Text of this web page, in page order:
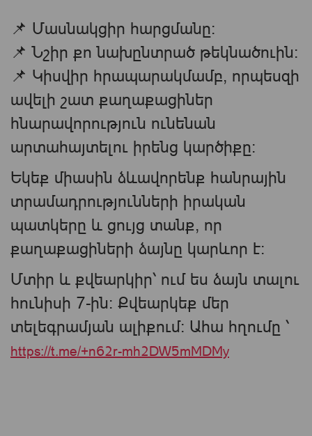
📌 Մասնակցիր հարցմանը։
📌 Նշիր քո նախընտրած թեկնածուին։
📌 Կիսվիր հրապարակմամբ, որպեսզի
ավելի շատ քաղաքացիներ
հնարավորություն ունենան
արտահայտելու իրենց կարծիքը։
Եկեք միասին ձևավորենք հանրային
տրամադրությունների իրական
պատկերը և ցույց տանք, որ
քաղաքացիների ձայնը կարևոր է։
Մտիր և քվեարկիր՝ ում ես ձայն տալու
հունիսի 7-ին։ Քվեարկեք մեր
տելեգրամյան ալիքում։ Ահա հղումը ՝
https://t.me/+n62r-mh2DW5mMDMy